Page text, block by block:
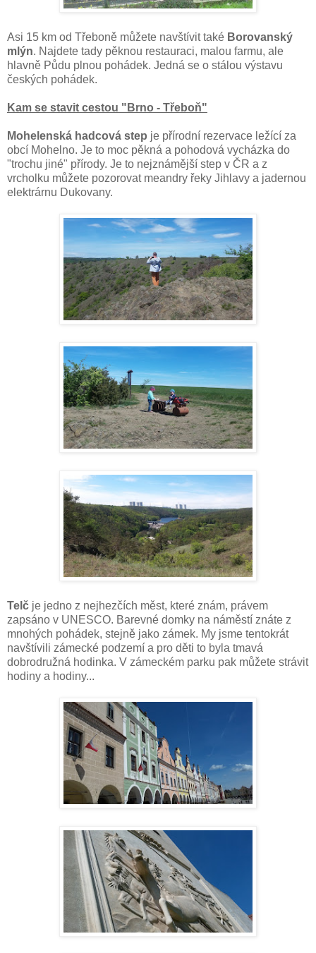
Asi 15 km od Třeboně můžete navštívit také Borovanský
mlýn. Najdete tady pěknou restauraci, malou farmu, ale
hlavně Půdu plnou pohádek. Jedná se o stálou výstavu
českých pohádek.
Kam se stavit cestou "Brno - Třeboň"
Mohelenská hadcová step je přírodní rezervace ležící za
obcí Mohelno. Je to moc pěkná a pohodová vycházka do
"trochu jiné" přírody. Je to nejznámější step v ČR a z
vrcholku můžete pozorovat meandry řeky Jihlavy a jadernou
elektrárnu Dukovany.
Telč je jedno z nejhezčích měst, které znám, právem
zapsáno v UNESCO. Barevné domky na náměstí znáte z
mnohých pohádek, stejně jako zámek. My jsme tentokrát
navštívili zámecké podzemí a pro děti to byla tmavá
dobrodružná hodinka. V zámeckém parku pak můžete strávit
hodiny a hodiny...